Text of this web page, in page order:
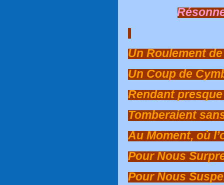
Un Roulement
Un Coup de
Rendant
Tomberaient
Au Moment, où
Pour Nous
Pour Nous